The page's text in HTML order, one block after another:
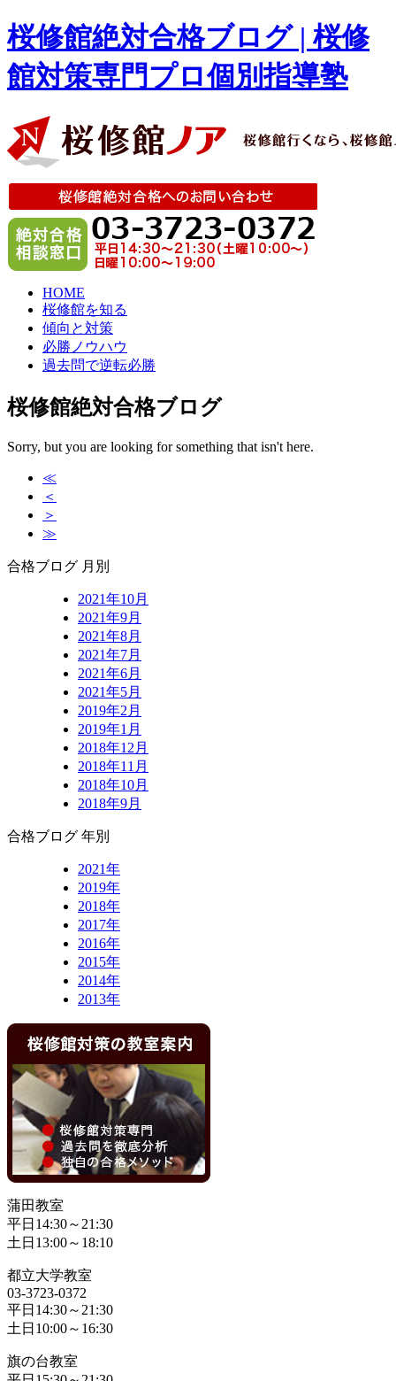
桜修館絶対合格ブログ | 桜修
館対策専門プロ個別指導塾
HOME
桜修館を知る
傾向と対策
必勝ノウハウ
過去問で逆転必勝
桜修館絶対合格ブログ
Sorry, but you are looking for something that isn't here.
≪
＜
＞
≫
合格ブログ 月別
2021年10月
2021年9月
2021年8月
2021年7月
2021年6月
2021年5月
2019年2月
2019年1月
2018年12月
2018年11月
2018年10月
2018年9月
合格ブログ 年別
2021年
2019年
2018年
2017年
2016年
2015年
2014年
2013年
蒲田教室
平日14:30～21:30
土日13:00～18:10
都立大学教室
03-3723-0372
平日14:30～21:30
土日10:00～16:30
旗の台教室